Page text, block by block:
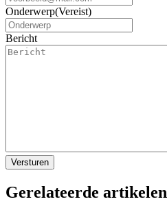
Onderwerp(Vereist)
Bericht
Gerelateerde artikelen